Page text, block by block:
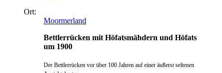
Ort:
Moormerland
Bettlerrücken mit Höfatsmähdern und Höfats
um 1900
Der Bettlerrücken vor über 100 Jahren auf einer äußerst seltenen